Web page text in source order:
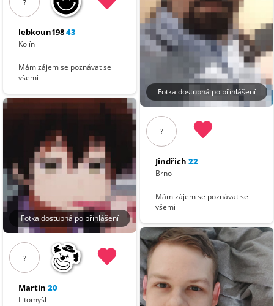
?
lebkoun19843
Kolín
Mám zájem se poznávat se
všemi
Fotka dostupná po přihlášení
?
Martin 20
Litomyšl
Fotka dostupná po přihlášení
?
Jindřich 22
Brno
Mám zájem se poznávat se
všemi